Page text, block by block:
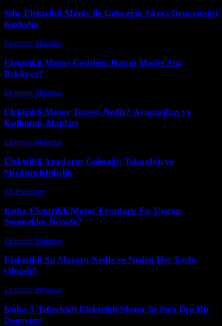
Sıfır Elektrikli Motor ile Geleceğin Sürüş Deneyimini
Keşfedin
Elektrikli Motorlar-
Elektrikli Motor Çeşitleri: Hangi Model Sizi
Bekliyor?
Elektrikli Motorlar-
Elektrikli Motor Tentesi Nedir? Avantajları ve
Kullanım Alanları
Elektrikli Motorlar-
Elektrikli Araçların Geleceği: Teknoloji ve
Sürdürülebilirlik
PR Publisher-
Kuba Elektrikli Motor Fiyatları: En Uygun
Seçenekler Nerede?
Elektrikli Motorlar-
Elektrikli Su Motoru Nedir ve Neden Her Evde
Olmalı?
Elektrikli Motorlar-
Küba 3 Tekerlekli Elektrikli Motor ile Sıra Dışı Bir
Deneyim!